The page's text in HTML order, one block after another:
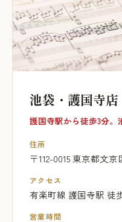
池袋・護国寺店
護国寺駅から徒歩3分。
住所
〒112-0015 東京都文
アクセス
有楽町線 護国寺駅 徒
営業時間